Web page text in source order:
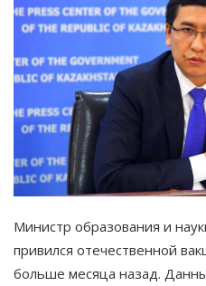
Министр образования и
привился отечественной
больше месяца назад.